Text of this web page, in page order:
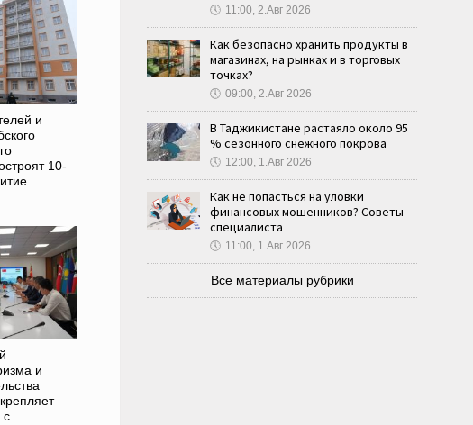
и
10-
и
с
🕔 11:00, 2.Авг 2026
Как безопасно хранить продукты в
магазинах, на рынках и в торговых
точках?
🕔 09:00, 2.Авг 2026
В Таджикистане растаяло около 95
% сезонного снежного покрова
🕔 12:00, 1.Авг 2026
Как не попасться на уловки
финансовых мошенников? Советы
специалиста
🕔 11:00, 1.Авг 2026
Все материалы рубрики